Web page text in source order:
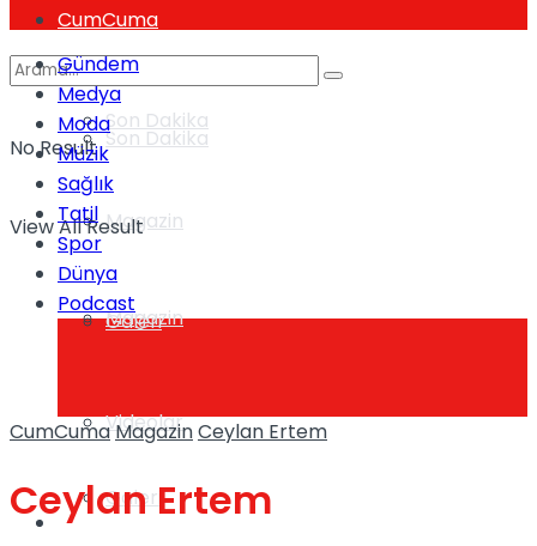
Son Dakika
Magazin
Galeri
CumCuma
Son Dakika
Magazin
Galeri
Videolar
Gündem
No Result
View All Result
Gündem
Medya
Moda
Müzik
Sağlık
Tatil
Spor
Dünya
Podcast
CumCumaMagazinCeylan Ertem
Ceylan Ertem